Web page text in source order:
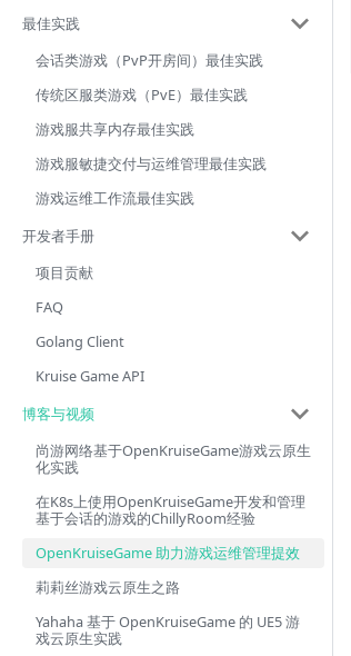
最佳实践
会话类游戏（PvP开房间）最佳实践
传统区服类游戏（PvE）最佳实践
游戏服共享内存最佳实践
游戏服敏捷交付与运维管理最佳实践
游戏运维工作流最佳实践
开发者手册
项目贡献
FAQ
Golang Client
Kruise Game API
博客与视频
尚游网络基于OpenKruiseGame游戏云原生
化实践
在K8s上使用OpenKruiseGame开发和管理
基于会话的游戏的ChillyRoom经验
OpenKruiseGame 助力游戏运维管理提效
莉莉丝游戏云原生之路
Yahaha 基于 OpenKruiseGame 的 UE5 游
戏云原生实践